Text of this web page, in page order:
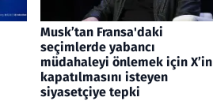
Musk’tan Fransa'daki
seçimlerde yabancı
müdahaleyi önlemek için X’in
kapatılmasını isteyen
siyasetçiye tepki